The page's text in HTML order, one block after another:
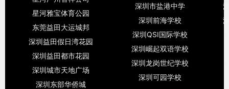
星河雅宝体育公园
东莞益田大运城邦
深圳益田假日湾花园
深圳益田都市花园
深圳城市天地广场
深圳东部华侨城
深圳市盐港中学
深圳前海学校
深圳QSI国际学校
深圳崛起双语学校
深圳龙岗世纪学校
深圳可园学校